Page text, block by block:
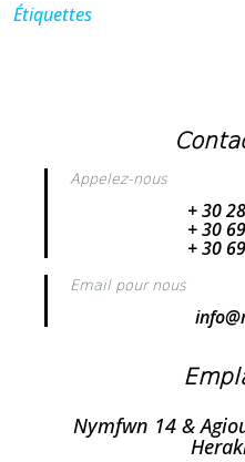
Étiquettes
Appelez-nous
+ 30
+ 30
+ 30
Email pour nous
Nymfwn 14 &